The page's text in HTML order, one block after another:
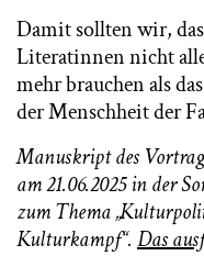
Damit sollten wir,
Literatinnen nicht
mehr brauchen als
der Menschheit der
Manuskript des
am 21.06.2025 in der
zum Thema
Kulturkampf“. Das